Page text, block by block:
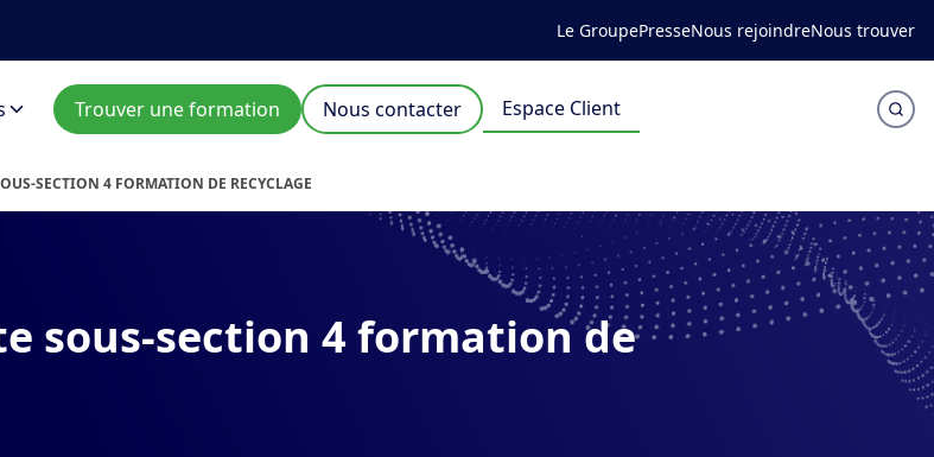
Le GroupePresseNous rejoindreNous trouver
Trouver une formation Nous contacter Espace Client
SECTION 4 FORMATION DE RECYCLAGE
sous-section 4 formation de